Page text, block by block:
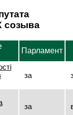
созыва
Парламент
за
за